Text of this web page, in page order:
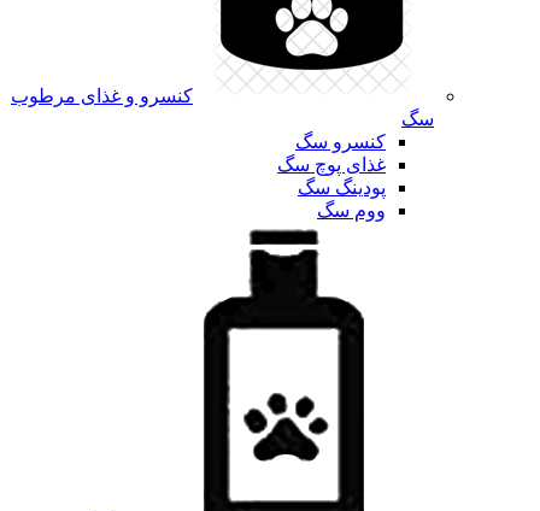
کنسرو و غذای مرطوب
سگ
کنسرو سگ
غذای پوچ سگ
پودینگ سگ
ووم سگ